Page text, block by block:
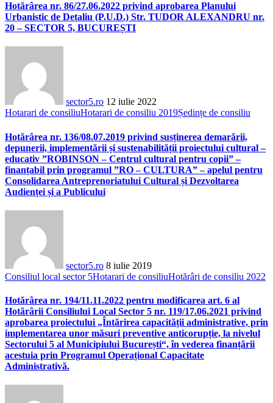
Hotărârea nr. 86/27.06.2022 privind aprobarea Planului
Urbanistic de Detaliu (P.U.D.) Str. TUDOR ALEXANDRU nr.
20 – SECTOR 5, BUCUREȘTI
sector5.ro 12 iulie 2022
Hotarari de consiliuHotarari de consiliu 2019Ședințe de consiliu
Hotărârea nr. 136/08.07.2019 privind susținerea demarării,
depunerii, implementării și sustenabilității proiectului cultural –
educativ ”ROBINSON – Centrul cultural pentru copii” –
finanțabil prin programul ”RO – CULTURA” – apelul pentru
Consolidarea Antreprenoriatului Cultural și Dezvoltarea
Audienței și a Publicului
sector5.ro 8 iulie 2019
Consiliul local sector 5Hotarari de consiliuHotărâri de consiliu 2022
Hotărârea nr. 194/11.11.2022 pentru modificarea art. 6 al
Hotărârii Consiliului Local Sector 5 nr. 119/17.06.2021 privind
aprobarea proiectului „Întărirea capacității administrative, prin
implementarea unor măsuri preventive anticorupție, la nivelul
Sectorului 5 al Municipiului București“, în vederea finanțării
acestuia prin Programul Operațional Capacitate
Administrativă.